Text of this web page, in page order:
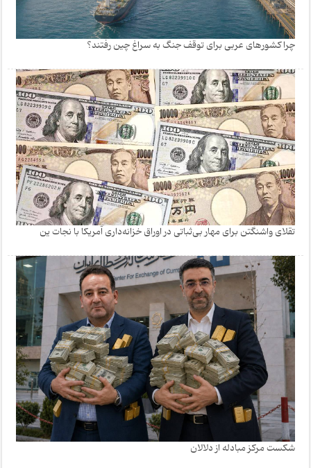
چرا کشورهای عربی برای توقف جنگ به سراغ چین رفتند؟
تقلای واشنگتن برای مهار بی‌ثباتی در اوراق خزانه‌داری آمریکا با نجات ین
شکست مرکز مبادله از دلالان